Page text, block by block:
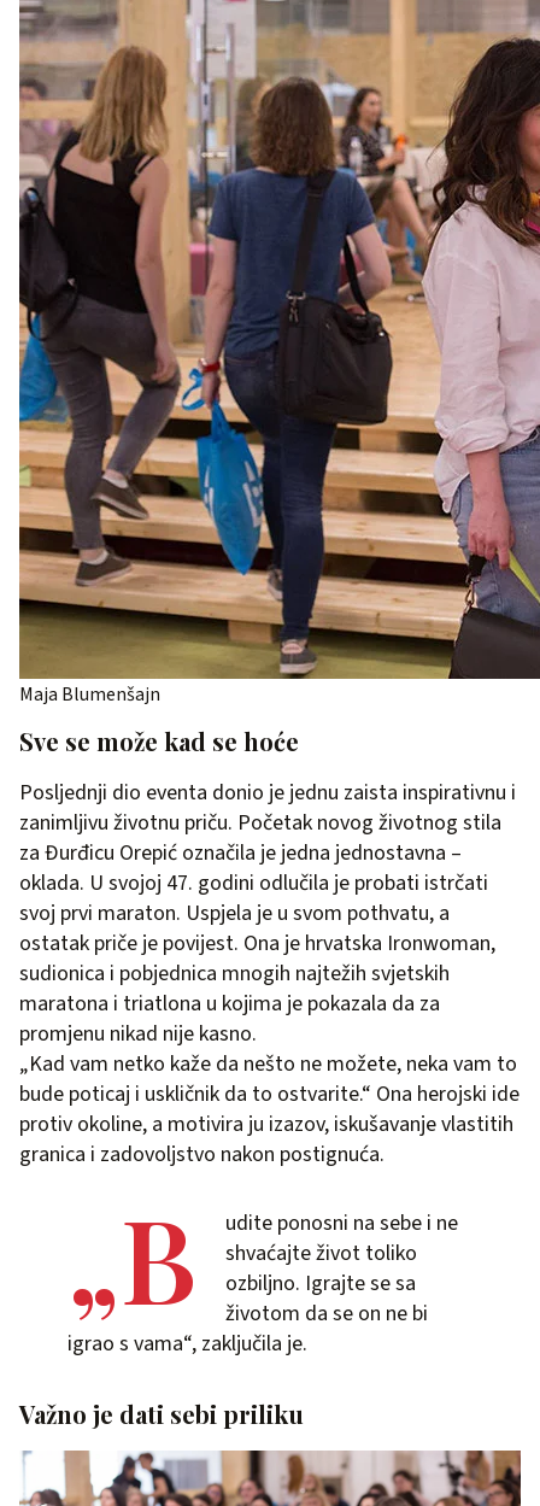
Maja Blumenšajn
Sve se može kad se hoće
Posljednji dio eventa donio je jednu zaista inspirativnu i
zanimljivu životnu priču. Početak novog životnog stila
za Đurđicu Orepić označila je jedna jednostavna –
oklada. U svojoj 47. godini odlučila je probati istrčati
svoj prvi maraton. Uspjela je u svom pothvatu, a
ostatak priče je povijest. Ona je hrvatska Ironwoman,
sudionica i pobjednica mnogih najtežih svjetskih
maratona i triatlona u kojima je pokazala da za
promjenu nikad nije kasno.
„Kad vam netko kaže da nešto ne možete, neka vam to
bude poticaj i uskličnik da to ostvarite.“ Ona herojski ide
protiv okoline, a motivira ju izazov, iskušavanje vlastitih
granica i zadovoljstvo nakon postignuća.
„B
udite ponosni na sebe i ne
shvaćajte život toliko
ozbiljno. Igrajte se sa
životom da se on ne bi
igrao s vama“, zaključila je.
Važno je dati sebi priliku